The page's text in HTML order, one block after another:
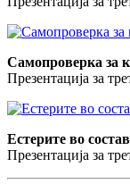
Самопроверка за
Презентација за
Естерите во
Презентација за